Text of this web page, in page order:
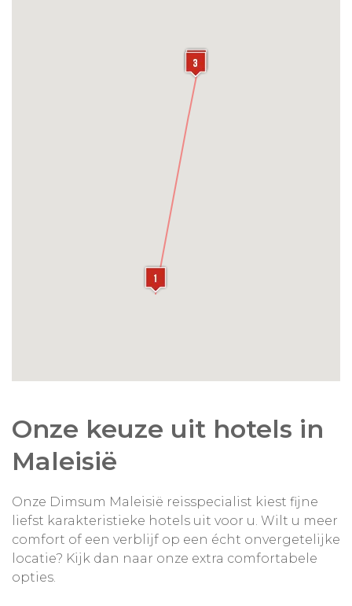
Onze keuze uit hotels in
Maleisië
Onze Dimsum Maleisië reisspecialist kiest fijne
liefst karakteristieke hotels uit voor u. Wilt u meer
comfort of een verblijf op een écht onvergetelijke
locatie? Kijk dan naar onze extra comfortabele
opties.